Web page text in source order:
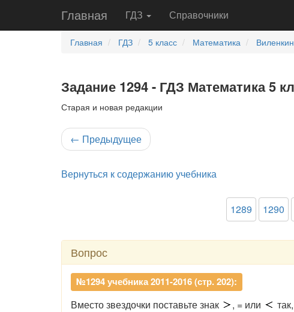
Главная ГДЗ Справочники
Главная ГДЗ 5 класс Математика
Задание 1294 - ГДЗ Математика 5
Старая и новая редакции
← Предыдущее
Вернуться к содержанию учебника
1289 1290
Вопрос
№1294 учебника 2011-2016 (стр. 202):
Вместо звездочки поставьте знак , = или